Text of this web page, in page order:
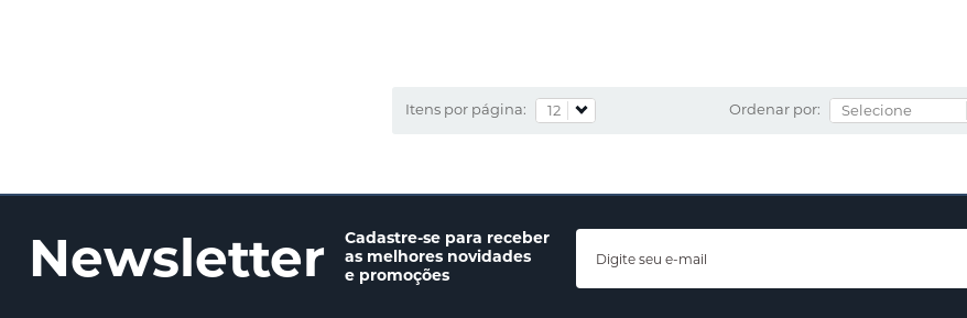
Itens por página: Ordenar por:
Newsletter
Cadastre-se para receber
as melhores novidades
e promoções